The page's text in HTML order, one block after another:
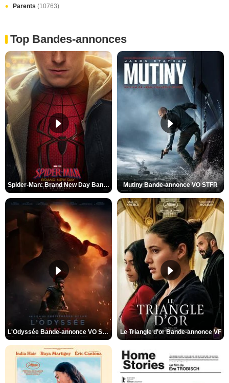
Parents (10763)
Top Bandes-annonces
Spider-Man: Brand New Day Bande-annonce VO STFR Mutiny Bande-annonce VO STFR
L'Odyssée Bande-annonce VO STFR Le Triangle d'or Bande-annonce VF